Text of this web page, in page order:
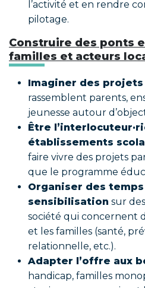
l’activité et en rendre
pilotage.
Construire des ponts
familles et acteurs
Imaginer des
rassemblent parents,
jeunesse autour
Être
établissements
faire vivre des projets
que le programme
Organiser des
sensibilisation sur
société qui concernent
et les familles (santé,
relationnelle, etc.).
Adapter l’offre aux
handicap, familles